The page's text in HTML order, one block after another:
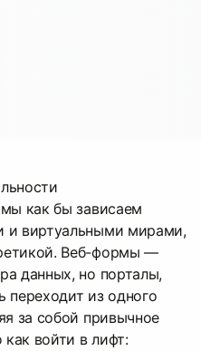
как бы зависаем
и виртуальными мирами,
Веб-формы —
данных, но порталы,
переходит из одного
за собой привычное
как войти в лифт: